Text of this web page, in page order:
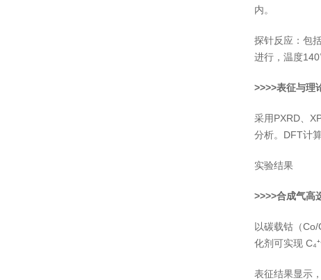
内。
探针反应：包
进行，温度
>>>>表征与理
采用PXRD、
分析。DFT计
实验结果
>>>>合成气高
以碳载钴（
化剂可实现
表征结果显示